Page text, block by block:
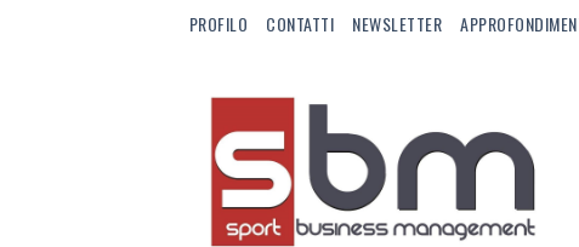
PROFILO CONTATTI NEWSLETTER